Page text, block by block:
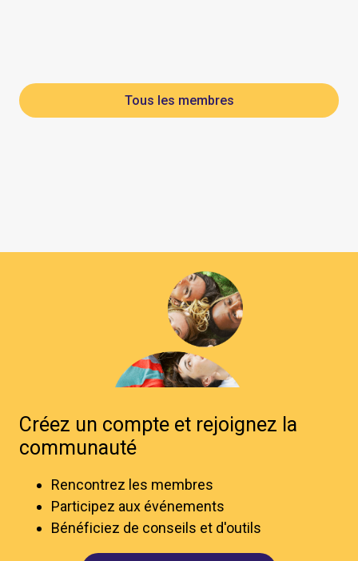
Tous les membres
Créez un compte et rejoignez la
communauté
Rencontrez les membres
Participez aux événements
Bénéficiez de conseils et d'outils